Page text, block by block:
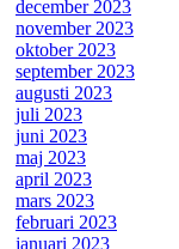
december 2023
november 2023
oktober 2023
september 2023
augusti 2023
juli 2023
juni 2023
maj 2023
april 2023
mars 2023
februari 2023
januari 2023